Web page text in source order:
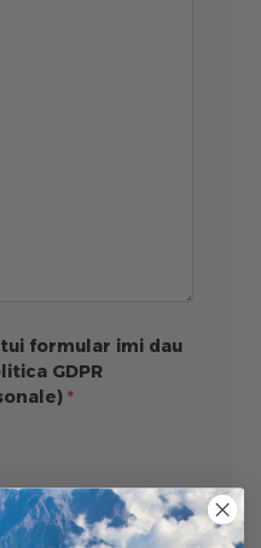
formular imi dau
GDPR